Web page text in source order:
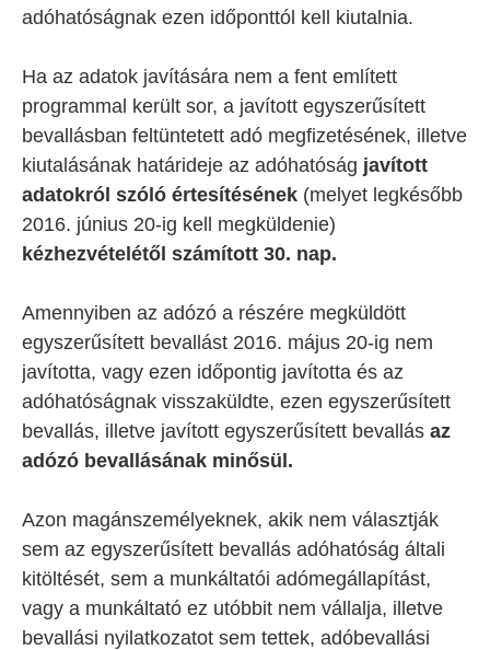
adóhatóságnak ezen időponttól kell kiutalnia.
Ha az adatok javítására nem a fent említett
programmal került sor, a javított egyszerűsített
bevallásban feltüntetett adó megfizetésének, illetve
kiutalásának határideje az adóhatóság javított
adatokról szóló értesítésének (melyet legkésőbb
2016. június 20-ig kell megküldenie)
kézhezvételétől számított 30. nap.
Amennyiben az adózó a részére megküldött
egyszerűsített bevallást 2016. május 20-ig nem
javította, vagy ezen időpontig javította és az
adóhatóságnak visszaküldte, ezen egyszerűsített
bevallás, illetve javított egyszerűsített bevallás az
adózó bevallásának minősül.
Azon magánszemélyeknek, akik nem választják
sem az egyszerűsített bevallás adóhatóság általi
kitöltését, sem a munkáltatói adómegállapítást,
vagy a munkáltató ez utóbbit nem vállalja, illetve
bevallási nyilatkozatot sem tettek, adóbevallási